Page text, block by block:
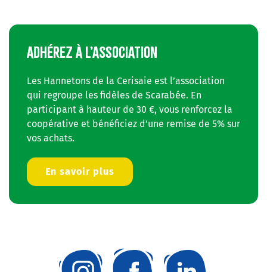
ADHÉREZ À L’ASSOCIATION
Les Hannetons de la Cerisaie est l’association
qui regroupe les fidèles de Scarabée. En
participant à hauteur de 30 €, vous renforcez la
coopérative et bénéficiez d’une remise de 5% sur
vos achats.
En savoir plus